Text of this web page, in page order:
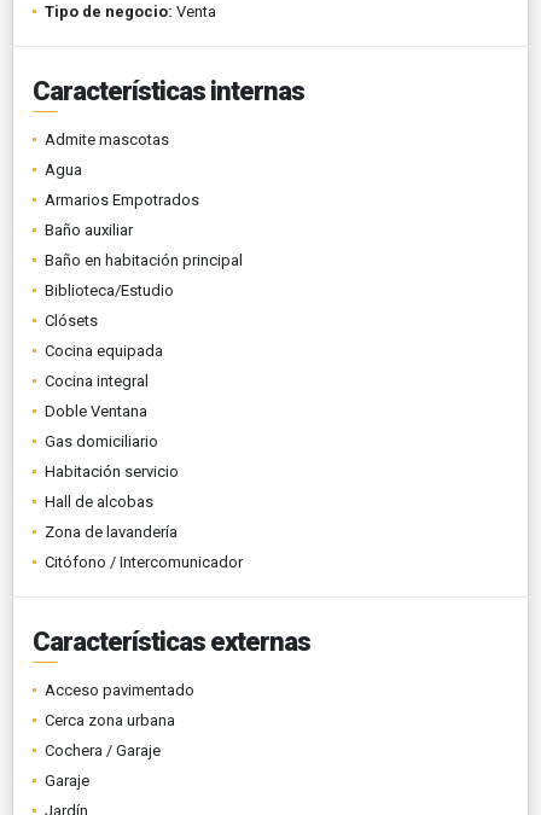
Tipo de negocio: Venta
Características internas
Admite mascotas
Agua
Armarios Empotrados
Baño auxiliar
Baño en habitación principal
Biblioteca/Estudio
Clósets
Cocina equipada
Cocina integral
Doble Ventana
Gas domiciliario
Habitación servicio
Hall de alcobas
Zona de lavandería
Citófono / Intercomunicador
Características externas
Acceso pavimentado
Cerca zona urbana
Cochera / Garaje
Garaje
Jardín